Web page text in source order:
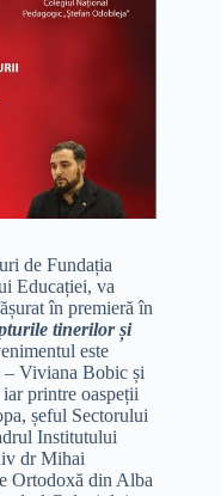
de Fundația
Educației, va
în premieră în
tinerilor și
este
Viviana Bobic și
printre oaspeții
șeful Sectorului
Institutului
dr Mihai
Ortodoxă din Alba